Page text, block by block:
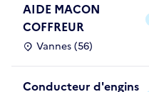
AIDE MACON
COFFREUR
Vannes (56)
Conducteur d'engins